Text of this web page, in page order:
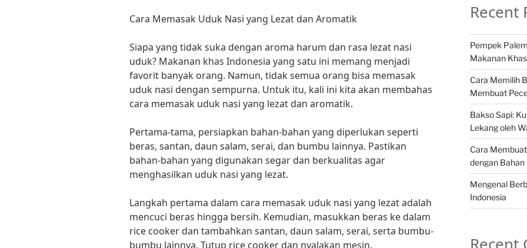
Cara Memasak Uduk Nasi yang Lezat dan Aromatik
Siapa yang tidak suka dengan aroma harum dan rasa lezat nasi
uduk? Makanan khas Indonesia yang satu ini memang menjadi
favorit banyak orang. Namun, tidak semua orang bisa memasak
uduk nasi dengan sempurna. Untuk itu, kali ini kita akan membahas
cara memasak uduk nasi yang lezat dan aromatik.
Pertama-tama, persiapkan bahan-bahan yang diperlukan seperti
beras, santan, daun salam, serai, dan bumbu lainnya. Pastikan
bahan-bahan yang digunakan segar dan berkualitas agar
menghasilkan uduk nasi yang lezat.
Langkah pertama dalam cara memasak uduk nasi yang lezat adalah
mencuci beras hingga bersih. Kemudian, masukkan beras ke dalam
rice cooker dan tambahkan santan, daun salam, serai, serta bumbu-
bumbu lainnya. Tutup rice cooker dan nyalakan mesin.
Recent
Pempek
Makanan
Cara Memilih
Membuat
Bakso Sapi:
Lekang oleh
Cara
dengan Bahan
Mengenal
Indonesia